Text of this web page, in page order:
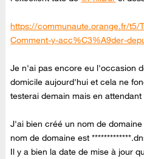
https://communaute.orange.fr/t5/
Comment-y-acc%C3%A9der-
Je n'ai pas encore eu l'occasion
domicile aujourd'hui et cela ne
testerai demain mais en
J'ai bien créé un nom de
nom de domaine est
Il y a bien la date de mise à jour